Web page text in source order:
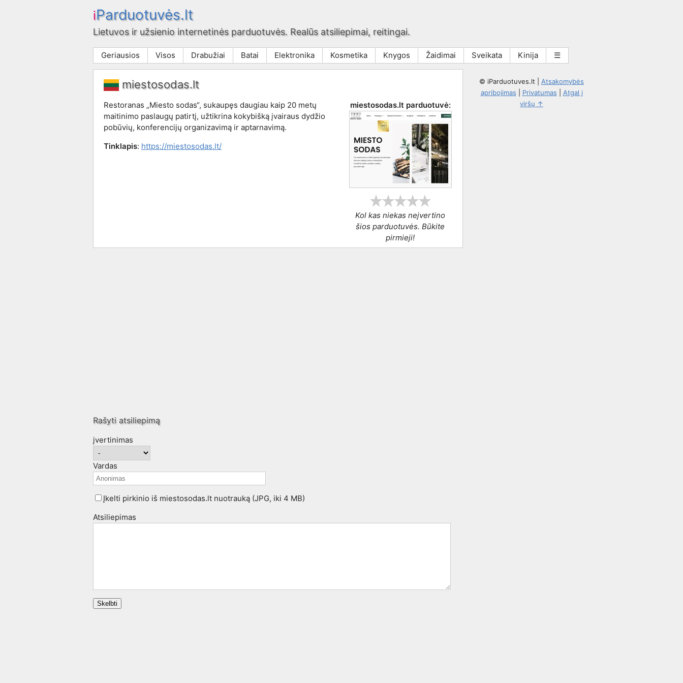
iParduotuvės.lt
Lietuvos ir užsienio internetinės parduotuvės. Realūs atsiliepimai, reitingai.
Geriausios Visos Drabužiai Batai Elektronika Kosmetika Knygos Žaidimai Sveikata Kinija ☰
miestosodas.lt
miestosodas.lt parduotuvė:
Kol kas niekas neįvertino
šios parduotuvės. Būkite
pirmieji!
Restoranas „Miesto sodas“, sukaupęs daugiau kaip 20 metų
maitinimo paslaugų patirtį, užtikrina kokybišką įvairaus dydžio
pobūvių, konferencijų organizavimą ir aptarnavimą.
Tinklapis: https://miestosodas.lt/
Rašyti atsiliepimą
įvertinimas
Vardas
Įkelti pirkinio iš miestosodas.lt nuotrauką (JPG, iki 4 MB)
Atsiliepimas
© iParduotuves.lt
Atsakomybės
apribojimas
Privatumas
Atgal į
viršų ↑